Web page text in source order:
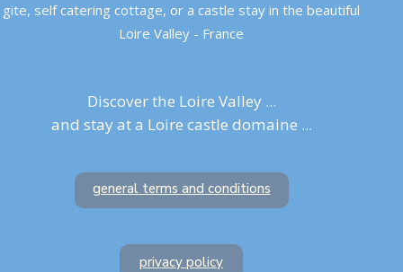
gite, self catering cottage, or a castle stay in the beautiful
Loire Valley - France
Discover the Loire Valley ...
and stay at a Loire castle domaine ...
general terms and conditions
privacy policy